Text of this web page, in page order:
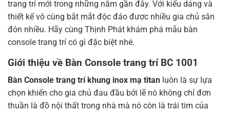
trang trí mới trong những năm gần đây. Với kiểu dáng và
thiết kế vô cùng bắt mắt độc đáo được nhiều gia chủ săn
đón nhiều. Hãy cùng Thịnh Phát khám phá mẫu bàn
console trang trí có gì đặc biệt nhé.
Giới thiệu về Bàn Console trang trí BC 1001
Bàn Console trang trí khung inox mạ titan luôn là sự lựa
chọn khiến cho gia chủ đau đầu bởi lẽ nó không chỉ đơn
thuần là đồ nội thất trong nhà mà nó còn là trái tim của